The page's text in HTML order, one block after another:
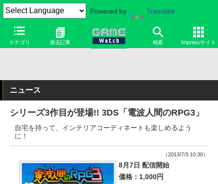
Powered by Translate
カテゴリ 過去記事 検索 Impressサイト
ニュース
シリーズ3作目が登場!! 3DS「電波人間のRPG3」
自宅を持って、インテリアコーディネートも楽しめるよう
に！
（2013/7/3 10:30）
8月7日 配信開始
価格：1,000円